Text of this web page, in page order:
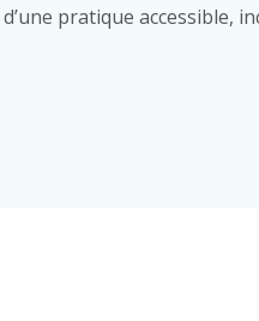
pratique accessible,